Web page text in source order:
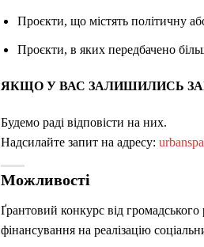
Проєкти, що містять політичну
Проєкти, в яких передбачено
ЯКЩО У ВАС ЗАЛИШИЛИСЬ
Будемо раді відповісти на них.
Надсилайте запит на адресу:
Можливості
Ґрантовий конкурс від
фінансування на реалізацію